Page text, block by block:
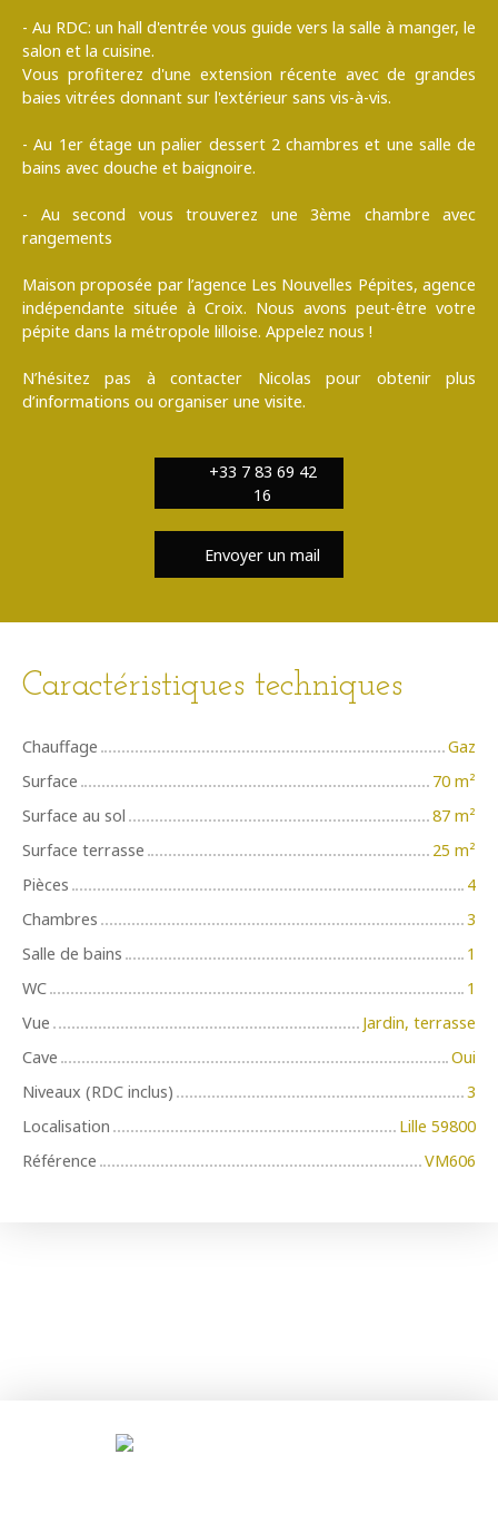
- Au RDC: un hall d'entrée vous guide vers la salle à manger, le
salon et la cuisine.
Vous profiterez d'une extension récente avec de grandes
baies vitrées donnant sur l'extérieur sans vis-à-vis.
- Au 1er étage un palier dessert 2 chambres et une salle de
bains avec douche et baignoire.
- Au second vous trouverez une 3ème chambre avec
rangements
Maison proposée par l’agence Les Nouvelles Pépites, agence
indépendante située à Croix. Nous avons peut-être votre
pépite dans la métropole lilloise. Appelez nous !
N’hésitez pas à contacter Nicolas pour obtenir plus
d’informations ou organiser une visite.
+33 7 83 69 42
16
Envoyer un mail
Caractéristiques techniques
Chauffage
Gaz
Surface
70 m²
Surface au sol
87 m²
Surface terrasse
25 m²
Pièces
4
Chambres
3
Salle de bains
1
WC
1
Vue
Jardin, terrasse
Cave
Oui
Niveaux (RDC inclus)
3
Localisation
Lille 59800
Référence
VM606